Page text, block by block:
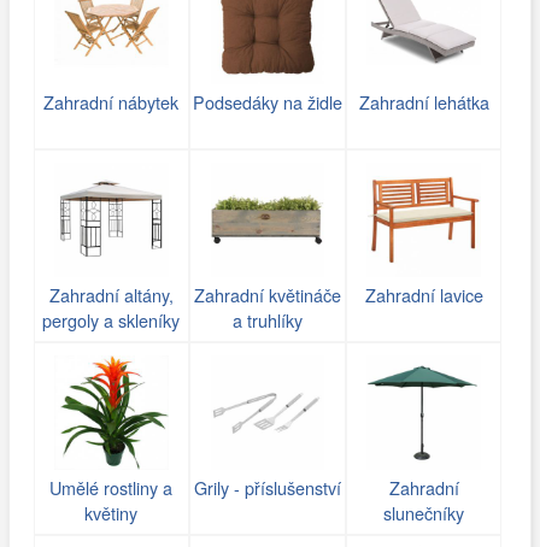
Zahradní nábytek Podsedáky na židle Zahradní lehátka
Zahradní altány,
pergoly a skleníky
Zahradní květináče
a truhlíky
Zahradní lavice
Umělé rostliny a
květiny
Grily - příslušenství
Zahradní
slunečníky